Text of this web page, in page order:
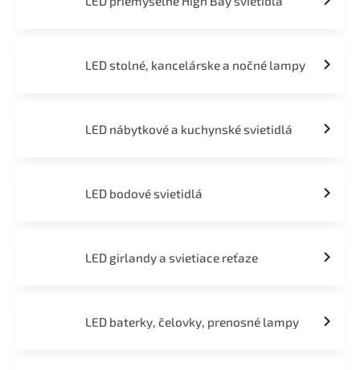
LED stolné, kancelárske a nočné lampy
LED nábytkové a kuchynské svietidlá
LED bodové svietidlá
LED girlandy a svietiace reťaze
LED baterky, čelovky, prenosné lampy